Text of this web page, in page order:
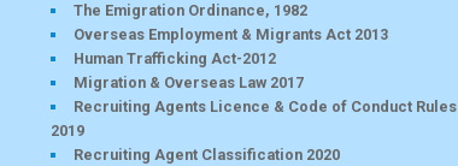
The Emigration Ordinance, 1982
Overseas Employment & Migrants Act 2013
Human Trafficking Act-2012
Migration & Overseas Law 2017
Recruiting Agents Licence & Code of Conduct Rules
2019
Recruiting Agent Classification 2020